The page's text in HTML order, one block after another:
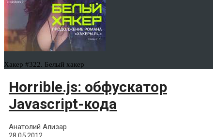
Хакер #322. Белый хакер
Horrible.js: обфускатор
Javasсriрt-кода
Анатолий Ализар